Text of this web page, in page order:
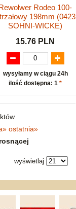
Rodeo 100-
198mm (0423
SOHNI-WICKE)
15.76 PLN
wysyłamy w ciągu 24h
ilość dostępna: 1 *
» ostatnia»
rosnącej
wyświetlaj